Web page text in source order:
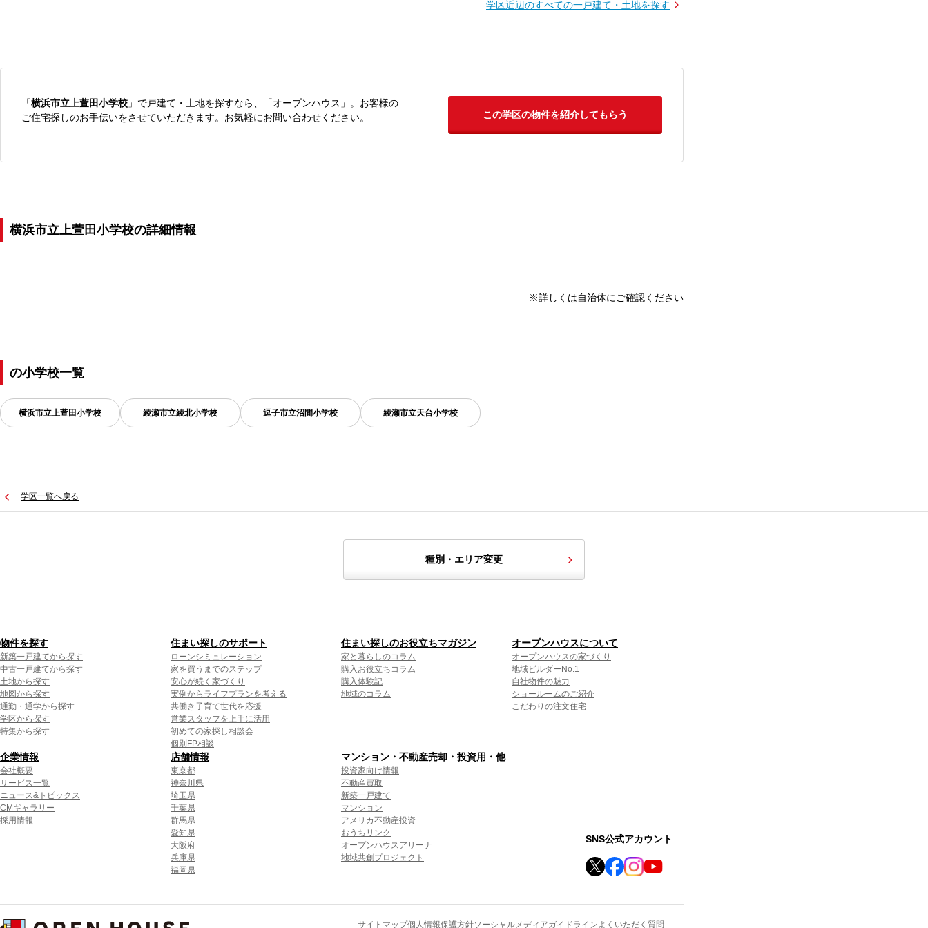
学区近辺のすべての一戸建て・土地を探す
「横浜市立上萱田小学校 」で戸建て・土地を探すなら、「オープンハウス」。お客様の
ご住宅探しのお手伝いをさせていただきます。お気軽にお問い合わせください。
この学区の物件を紹介してもらう
横浜市立上萱田小学校の詳細情報
※詳しくは自治体にご確認ください
の小学校一覧
横浜市立上萱田小学校 綾瀬市立綾北小学校 逗子市立沼間小学校 綾瀬市立天台小学校
学区一覧へ戻る
種別・エリア変更
物件を探す
新築一戸建てから探す
中古一戸建てから探す
土地から探す
地図から探す
通勤・通学から探す
学区から探す
特集から探す
住まい探しのサポート
ローンシミュレーション
家を買うまでのステップ
安心が続く家づくり
実例からライフプランを考える
共働き子育て世代を応援
営業スタッフを上手に活用
初めての家探し相談会
個別FP相談
住まい探しのお役立ちマガジン
家と暮らしのコラム
購入お役立ちコラム
購入体験記
地域のコラム
オープンハウスについて
オープンハウスの家づくり
地域ビルダーNo.1
自社物件の魅力
ショールームのご紹介
こだわりの注文住宅
企業情報
会社概要
サービス一覧
ニュース&トピックス
CMギャラリー
採用情報
店舗情報
東京都
神奈川県
埼玉県
千葉県
群馬県
愛知県
大阪府
兵庫県
福岡県
マンション・不動産売却・投資用・他
投資家向け情報
不動産買取
新築一戸建て
マンション
アメリカ不動産投資
おうちリンク
オープンハウスアリーナ
地域共創プロジェクト
SNS公式アカウント
サイトマップ個人情報保護方針ソーシャルメディアガイドラインよくいただく質問